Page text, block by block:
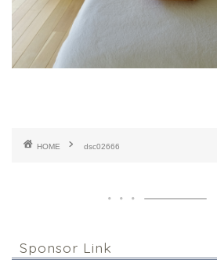
HOME dsc02666
Sponsor Link